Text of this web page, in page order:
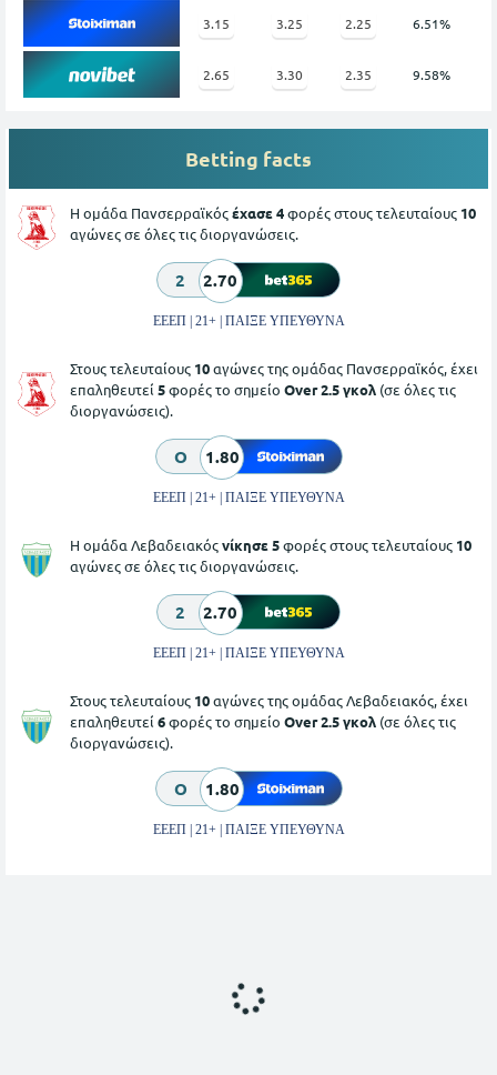
3.15 3.25 2.25 6.51%
2.65 3.30 2.35 9.58%
Betting facts
Η ομάδα Πανσερραϊκόςέχασε 4φορές στους τελευταίους 10
αγώνες σε όλες τις διοργανώσεις.
2 2.70
ΕΕΕΠ | 21+ | ΠΑΙΞΕ ΥΠΕΥΘΥΝΑ
Στους τελευταίους 10αγώνες της ομάδας Πανσερραϊκός, έχει
επαληθευτεί 5φορές το σημείο Over 2.5 γκολ (σε όλες τις
διοργανώσεις).
O 1.80
ΕΕΕΠ | 21+ | ΠΑΙΞΕ ΥΠΕΥΘΥΝΑ
Η ομάδα Λεβαδειακόςνίκησε 5φορές στους τελευταίους 10
αγώνες σε όλες τις διοργανώσεις.
2 2.70
ΕΕΕΠ | 21+ | ΠΑΙΞΕ ΥΠΕΥΘΥΝΑ
Στους τελευταίους 10αγώνες της ομάδας Λεβαδειακός, έχει
επαληθευτεί 6φορές το σημείο Over 2.5 γκολ (σε όλες τις
διοργανώσεις).
O 1.80
ΕΕΕΠ | 21+ | ΠΑΙΞΕ ΥΠΕΥΘΥΝΑ